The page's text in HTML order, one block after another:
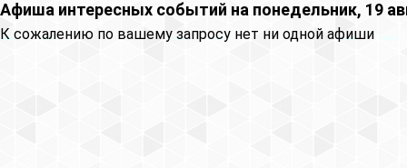
Афиша интересных событий на понедельник, 19
К сожалению по вашему запросу нет ни одной афиши